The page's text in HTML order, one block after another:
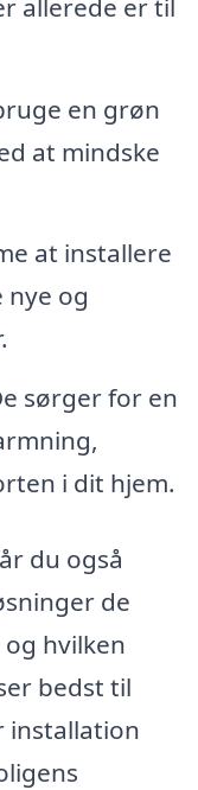
allerede er til
en grøn
at mindske
at installere
nye og
sørger for en
i dit hjem.
du også
de
hvilken
bedst til
installation